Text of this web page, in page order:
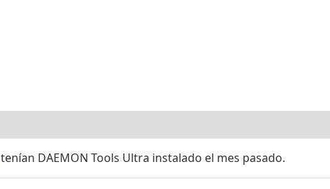
tenían DAEMON Tools Ultra instalado el mes pasado.